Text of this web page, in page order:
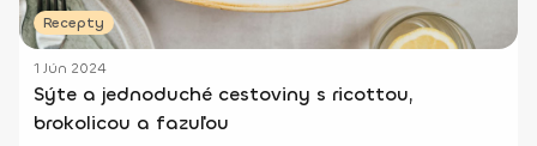
Recepty
1 Jún 2024
Sýte a jednoduché cestoviny s ricottou,
brokolicou a fazuľou